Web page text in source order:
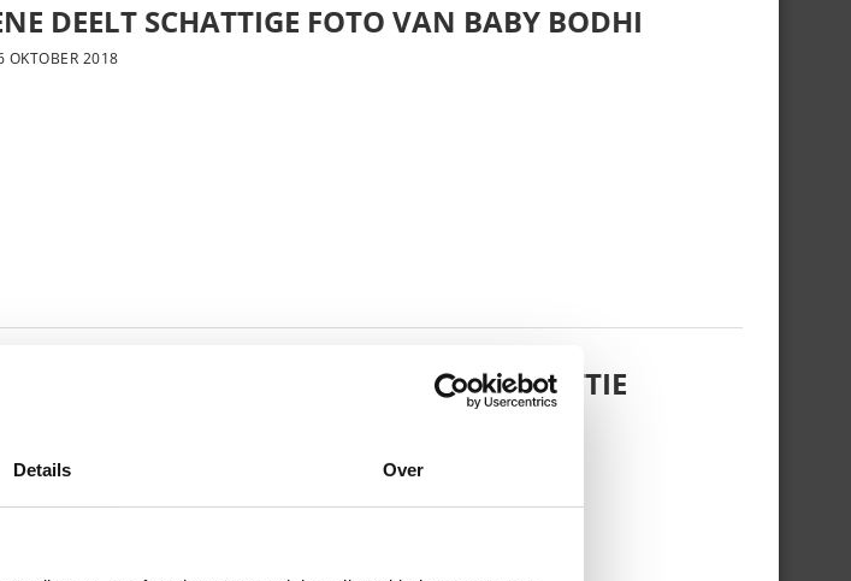
Details Over
DEELT SCHATTIGE FOTO VAN BABY BODHI
OKTOBER 2018
KONINGSBERGER MET DOCHTERTJE SCOTTIE